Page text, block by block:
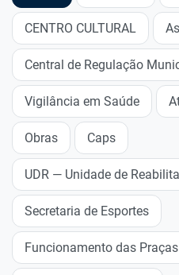
CENTRO CULTURAL
Central de Regulação
Vigilância em Saúde
Obras Caps
UDR — Unidade de
Secretaria de Esportes
Funcionamento das